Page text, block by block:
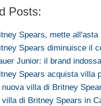
Posts:
Spears, mette
Spears diminuisce il
Junior: il brand
Spears acquista villa
nuova villa di Britney
villa di Britney Spears in